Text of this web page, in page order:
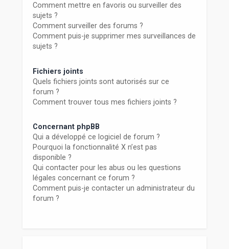
Comment mettre en favoris ou surveiller des
sujets ?
Comment surveiller des forums ?
Comment puis-je supprimer mes surveillances de
sujets ?
Fichiers joints
Quels fichiers joints sont autorisés sur ce
forum ?
Comment trouver tous mes fichiers joints ?
Concernant phpBB
Qui a développé ce logiciel de forum ?
Pourquoi la fonctionnalité X n’est pas
disponible ?
Qui contacter pour les abus ou les questions
légales concernant ce forum ?
Comment puis-je contacter un administrateur du
forum ?